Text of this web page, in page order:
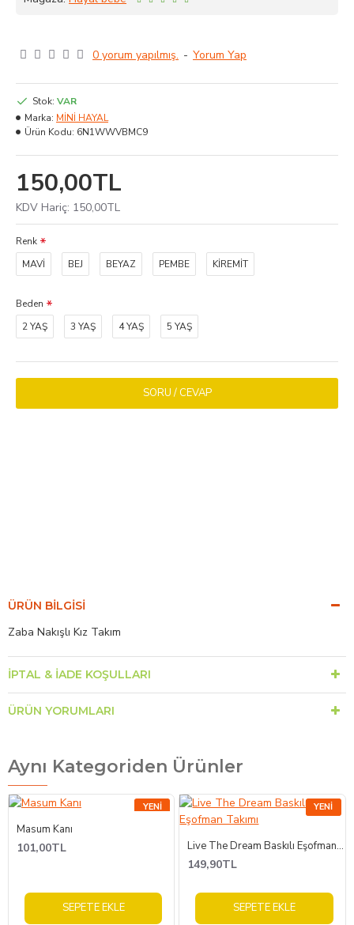
0 yorum yapılmış. - Yorum Yap
150,00TL
KDV Hariç: 150,00TL
Stok: VAR
Marka: MİNİ HAYAL
Ürün Kodu: 6N1WWVBMC9
Renk
MAVİ
BEJ BEYAZ PEMBE KİREMİT
Beden
2 YAŞ
3 YAŞ 4 YAŞ 5 YAŞ
SORU / CEVAP
ÜRÜN BILGISI
Zaba Nakışlı Kız Takım
İPTAL & İADE KOŞULLARI
ÜRÜN YORUMLARI
Aynı Kategoriden Ürünler
YENI
Masum Kanı
101,00TL
SEPETE EKLE
YENI
Live The Dream Baskılı Eşofman Takımı
149,90TL
SEPETE EKLE